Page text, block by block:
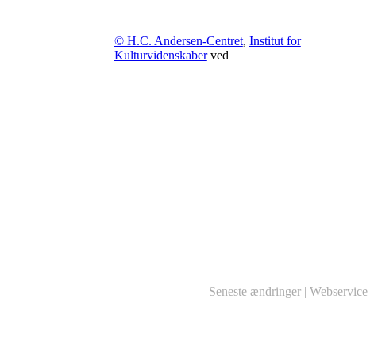
© H.C. Andersen-Centret, Institut for
Kulturvidenskaberved
Seneste ændringer | Webservice